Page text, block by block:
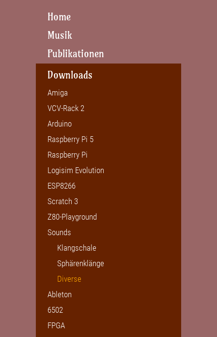
Home
Musik
Publikationen
Downloads
Amiga
VCV-Rack 2
Arduino
Raspberry Pi 5
Raspberry Pi
Logisim Evolution
ESP8266
Scratch 3
Z80-Playground
Sounds
Klangschale
Sphärenklänge
Diverse
Ableton
6502
FPGA